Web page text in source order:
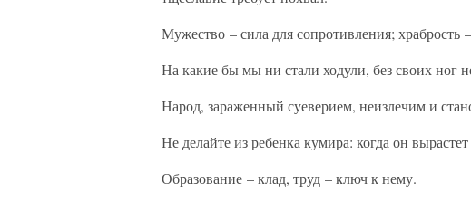
Мужество – сила для сопротивления; храбрость
На какие бы мы ни стали ходули, без своих ног
Народ, зараженный суеверием, неизлечим и
Не делайте из ребенка кумира: когда он
Образование – клад, труд – ключ к нему.